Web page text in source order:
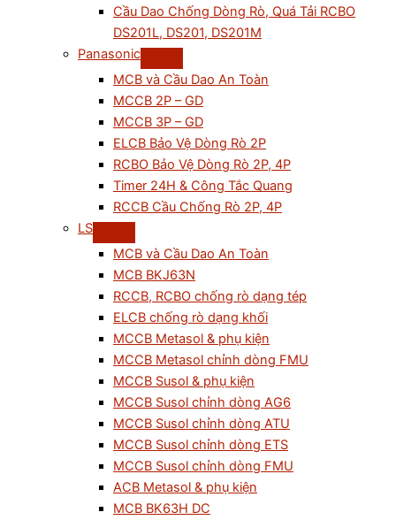
Cầu Dao Chống Dòng Rò, Quá Tải RCBO
DS201L, DS201, DS201M
Panasonic
MCB và Cầu Dao An Toàn
MCCB 2P – GD
MCCB 3P – GD
ELCB Bảo Vệ Dòng Rò 2P
RCBO Bảo Vệ Dòng Rò 2P, 4P
Timer 24H & Công Tắc Quang
RCCB Cầu Chống Rò 2P, 4P
LS
MCB và Cầu Dao An Toàn
MCB BKJ63N
RCCB, RCBO chống rò dạng tép
ELCB chống rò dạng khối
MCCB Metasol & phụ kiện
MCCB Metasol chỉnh dòng FMU
MCCB Susol & phụ kiện
MCCB Susol chỉnh dòng AG6
MCCB Susol chỉnh dòng ATU
MCCB Susol chỉnh dòng ETS
MCCB Susol chỉnh dòng FMU
ACB Metasol & phụ kiện
MCB BK63H DC